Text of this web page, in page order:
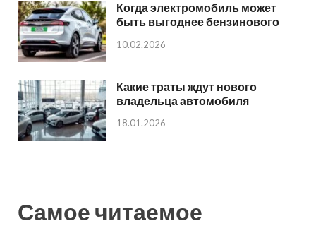
Когда электромобиль может
быть выгоднее бензинового
10.02.2026
Какие траты ждут нового
владельца автомобиля
18.01.2026
Самое читаемое